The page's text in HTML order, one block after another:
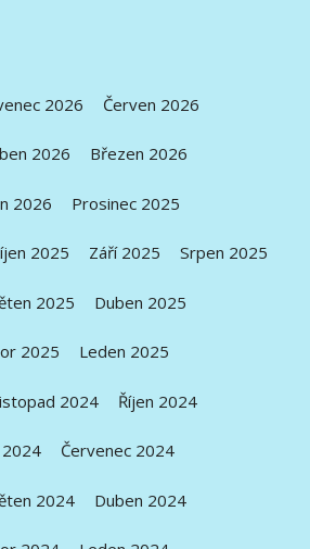
2026 Červen 2026
2026 Březen 2026
2026 Prosinec 2025
2025 Září 2025 Srpen 2025
2025 Duben 2025
2025 Leden 2025
2024 Říjen 2024
Červenec 2024
2024 Duben 2024